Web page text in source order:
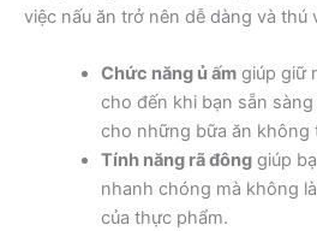
việc nấu ăn trở nên dễ dàng và thú
Chức năng ủ ấmgiúp giữ
cho đến khi bạn sẵn
cho những bữa ăn không
Tính năng rã đônggiúp
nhanh chóng mà không
của thực phẩm.